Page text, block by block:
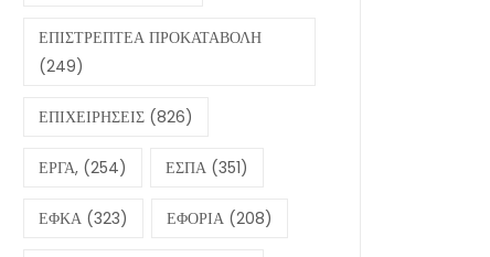
ΕΠΙΣΤΡΕΠΤΕΑ ΠΡΟΚΑΤΑΒΟΛΗ
(249)
ΕΠΙΧΕΙΡΗΣΕΙΣ (826)
ΕΡΓΑ, (254) ΕΣΠΑ (351)
ΕΦΚΑ (323) ΕΦΟΡΙΑ (208)